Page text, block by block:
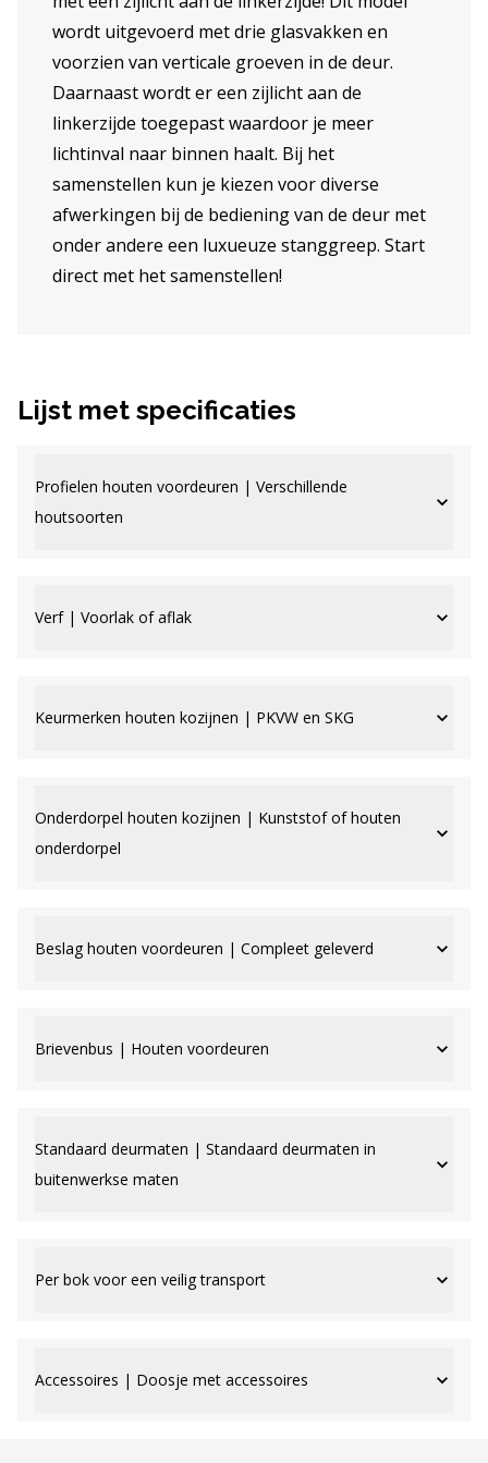
wordt uitgevoerd met drie glasvakken en
voorzien van verticale groeven in de deur.
Daarnaast wordt er een zijlicht aan de
linkerzijde toegepast waardoor je meer
lichtinval naar binnen haalt. Bij het
samenstellen kun je kiezen voor diverse
afwerkingen bij de bediening van de deur met
onder andere een luxueuze stanggreep. Start
direct met het samenstellen!
Lijst met specificaties
Profielen houten voordeuren | Verschillende
houtsoorten
Verf | Voorlak of aflak
Keurmerken houten kozijnen | PKVW en SKG
Onderdorpel houten kozijnen | Kunststof of houten
onderdorpel
Beslag houten voordeuren | Compleet geleverd
Brievenbus | Houten voordeuren
Standaard deurmaten | Standaard deurmaten in
buitenwerkse maten
Per bok voor een veilig transport
Accessoires | Doosje met accessoires